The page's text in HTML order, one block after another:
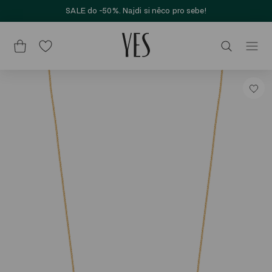
SALE do -50%. Najdi si něco pro sebe!